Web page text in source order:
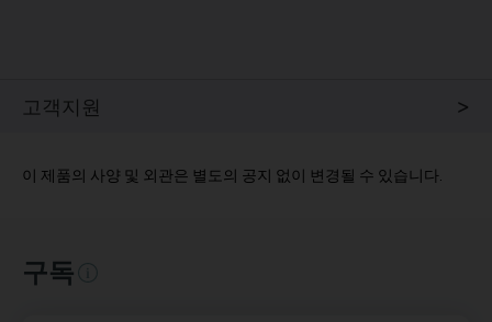
고객지원
이 제품의 사양 및 외관은 별도의 공지 없이 변경될 수 있습니다.
구독